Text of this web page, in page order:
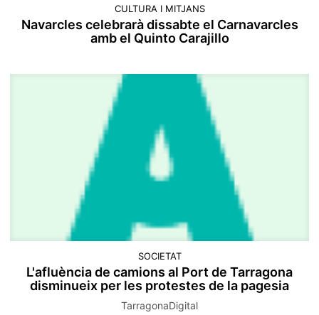
CULTURA I MITJANS
Navarcles celebrarà dissabte el Carnavarcles
amb el Quinto Carajillo
SOCIETAT
L'afluència de camions al Port de Tarragona
disminueix per les protestes de la pagesia
TarragonaDigital